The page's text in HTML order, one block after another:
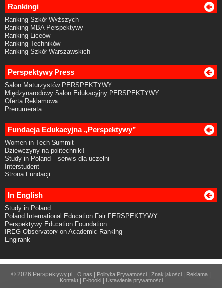
Rankingi
Ranking Szkół Wyższych
Ranking MBA Perspektywy
Ranking Liceów
Ranking Techników
Ranking Szkół Warszawskich
Perspektywy Press
Salon Maturzystów PERSPEKTYWY
Międzynarodowy Salon Edukacyjny PERSPEKTYWY
Oferta Reklamowa
Prenumerata
Fundacja Edukacyjna „Perspektywy”
Women in Tech Summit
Dziewczyny na politechniki!
Study in Poland – serwis dla uczelni
Interstudent
Strona Fundacji
In English
Study in Poland
Poland International Education Fair PERSPEKTYWY
Perspektywy Education Foundation
IREG Observatory on Academic Ranking
Engirank
© 2026 Perspektywy.pl O nas | Polityka Prywatności | Znak jakości | Reklama |
Kontakt| E-booki| Ustawienia prywatności